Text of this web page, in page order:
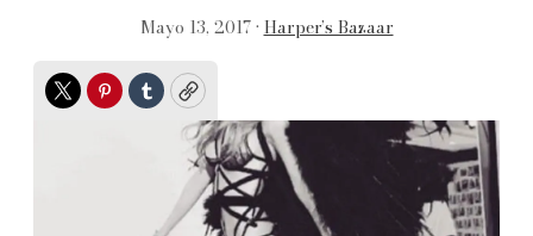
Mayo 13, 2017 • Harper’s Bazaar
TwitterPinterest
TumblrCopy